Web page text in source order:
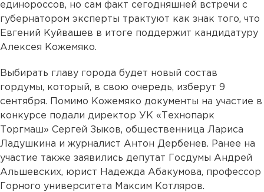
единороссов, но сам факт сегодняшней встречи с
губернатором эксперты трактуют как знак того, что
Евгений Куйвашев в итоге поддержит кандидатуру
Алексея Кожемяко.
Выбирать главу города будет новый состав
гордумы, который, в свою очередь, изберут 9
сентября. Помимо Кожемяко документы на участие в
конкурсе подали директор УК «Технопарк
Торгмаш» Сергей Зыков, общественница Лариса
Ладушкина и журналист Антон Дербенев. Ранее на
участие также заявились депутат Госдумы Андрей
Альшевских, юрист Надежда Абакумова, профессор
Горного университета Максим Котляров.